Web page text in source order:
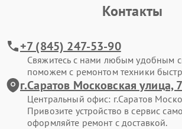
Контакты
+7 (845) 247-53-90
Свяжитесь с нами любым удобным
поможем с ремонтом техники
г.Саратов Московская улица,
Центральный офис: г.Саратов
Привозите устройство в сервис
оформляйте ремонт с доставкой.